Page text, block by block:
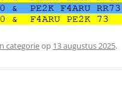
categorieop 13 augustus 2025.